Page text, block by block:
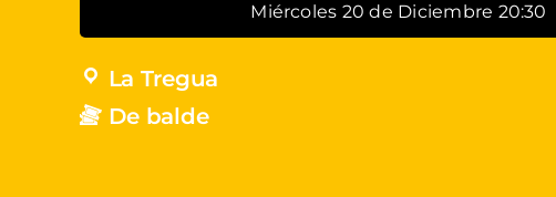
Miércoles 20 de Diciembre 20:30
La Tregua
De balde